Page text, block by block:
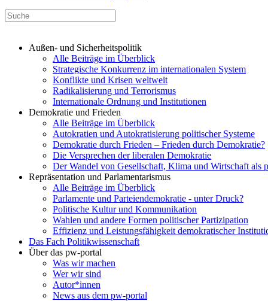
Außen- und Sicherheitspolitik
Alle Beiträge im Überblick
Strategische Konkurrenz im internationalen System
Konflikte und Krisen weltweit
Radikalisierung und Terrorismus
Internationale Ordnung und Institutionen
Demokratie und Frieden
Alle Beiträge im Überblick
Autokratien und Autokratisierung politischer Systeme
Demokratie durch Frieden – Frieden durch Demokratie?
Die Versprechen der liberalen Demokratie
Der Wandel von Gesellschaft, Klima und Wirtschaft als
Repräsentation und Parlamentarismus
Alle Beiträge im Überblick
Parlamente und Parteiendemokratie - unter Druck?
Politische Kultur und Kommunikation
Wahlen und andere Formen politischer Partizipation
Effizienz und Leistungsfähigkeit demokratischer
Das Fach Politikwissenschaft
Über das pw-portal
Was wir machen
Wer wir sind
Autor*innen
News aus dem pw-portal